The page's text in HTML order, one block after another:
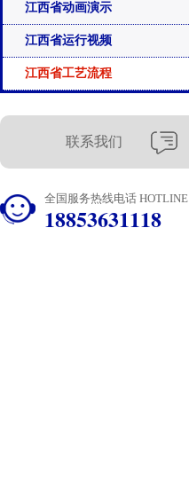
江西省动画演示
江西省运行视频
江西省工艺流程
联系我们
全国服务热线电话 HOTLINE
18853631118